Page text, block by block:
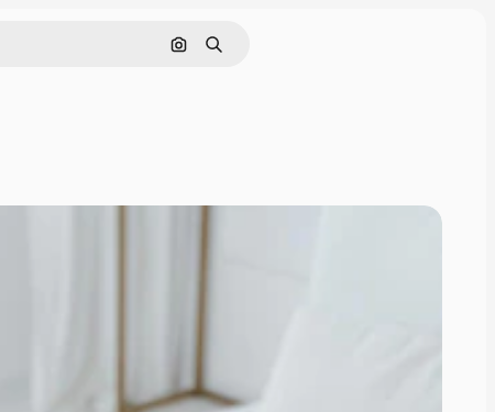
Поиск по изображению
Поиск